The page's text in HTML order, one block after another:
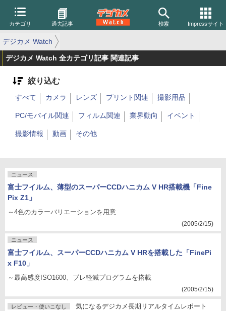
カテゴリ 過去記事 検索 Impressサイト
デジカメ Watch
デジカメ Watch 全カテゴリ記事 関連記事
絞り込む
すべて カメラ レンズ プリント関連 撮影用品
PC/モバイル関連 フィルム関連 業界動向 イベント
撮影情報 動画 その他
ニュース
富士フイルム、薄型のスーパーCCDハニカム V HR搭載機「Fine
Pix Z1」
～4色のカラーバリエーションを用意
(2005/2/15)
ニュース
富士フイルム、スーパーCCDハニカム V HRを搭載した「FinePi
x F10」
～最高感度ISO1600、ブレ軽減プログラムを搭載
(2005/2/15)
レビュー・使いこなし 気になるデジカメ長期リアルタイムレポート